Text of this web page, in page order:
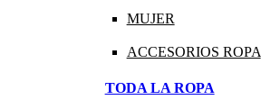
MUJER
ACCESORIOS ROPA
TODA LA ROPA